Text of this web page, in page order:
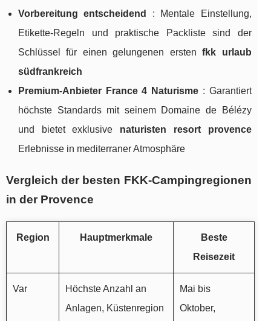
Vorbereitung entscheidend
: Mentale Einstellung,
Etikette-Regeln und praktische Packliste sind der
Schlüssel für einen gelungenen erstenfkk urlaub
südfrankreich
Premium-Anbieter France 4 Naturisme : Garantiert
höchste Standards mit seinem Domaine de Bélézy
und bietet exklusive naturisten resort provence
Erlebnisse in mediterraner Atmosphäre
Vergleich der besten FKK-Campingregionen
in der Provence
Region Hauptmerkmale
Beste
Reisezeit
Var
Höchste Anzahl an
Anlagen, Küstenregion
Mai bis
Oktober,